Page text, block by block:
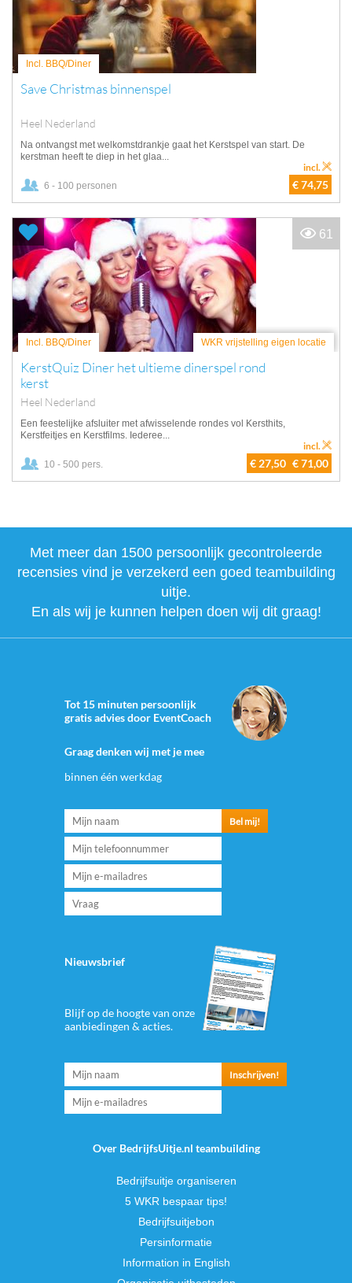
Incl. BBQ/Diner
Save Christmas binnenspel
Heel Nederland
Na ontvangst met welkomstdrankje gaat het Kerstspel van start. De
kerstman heeft te diep in het glaa...
6 - 100 personen € 74,75
incl.
Incl. BBQ/Diner WKR vrijstelling eigen locatie
KerstQuiz Diner het ultieme dinerspel rond
kerst
Heel Nederland
Een feestelijke afsluiter met afwisselende rondes vol Kersthits,
Kerstfeitjes en Kerstfilms. Iederee...
10 - 500 pers. € 27,50 € 71,00
incl.
61
Met meer dan 1500 persoonlijk gecontroleerde
recensies vind je verzekerd een goed teambuilding
uitje.
En als wij je kunnen helpen doen wij dit graag!
Tot 15 minuten persoonlijk
gratis advies door EventCoach
Graag denken wij met je mee
binnen één werkdag
Nieuwsbrief
Blijf op de hoogte van onze
aanbiedingen & acties.
Over BedrijfsUitje.nl teambuilding
Bedrijfsuitje organiseren
5 WKR bespaar tips!
Bedrijfsuitjebon
Persinformatie
Information in English